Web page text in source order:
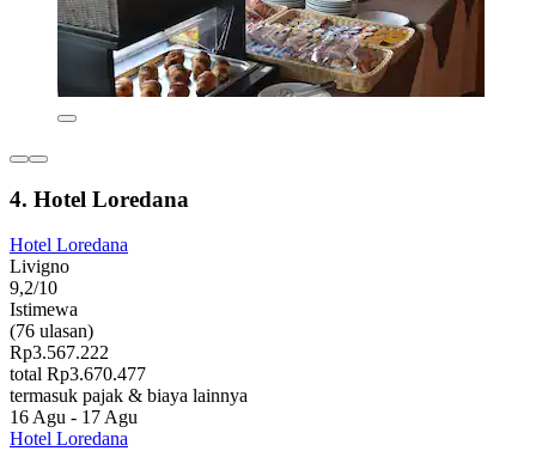
4. Hotel Loredana
Hotel Loredana
Livigno
9,2/10
Istimewa
(76 ulasan)
Rp3.567.222
total Rp3.670.477
termasuk pajak & biaya lainnya
16 Agu - 17 Agu
Hotel Loredana